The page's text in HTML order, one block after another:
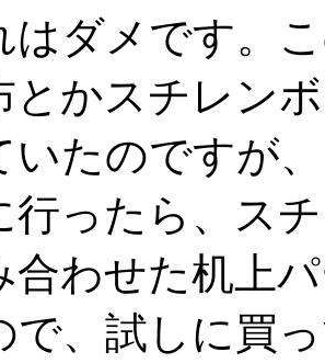
ダメです。
とかスチレン
いたのですが
行ったら、ス
合わせた机上
で、試しに買